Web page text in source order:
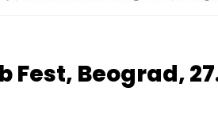
Beograd,